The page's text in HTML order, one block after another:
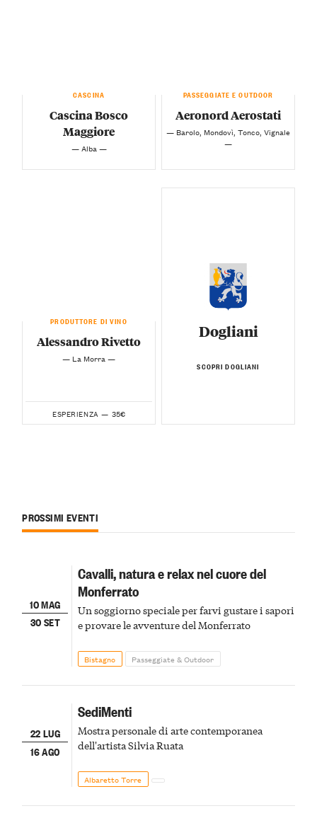
CASCINA
Cascina Bosco
Maggiore
— Alba —
PASSEGGIATE E OUTDOOR
Aeronord Aerostati
— Barolo, Mondovì, Tonco, Vignale
—
PRODUTTORE DI VINO
Alessandro Rivetto
— La Morra —
ESPERIENZA — 35€
Dogliani
SCOPRI DOGLIANI
PROSSIMI EVENTI
10 MAG
30 SET
Cavalli, natura e relax nel cuore del
Monferrato
Un soggiorno speciale per farvi gustare i sapori
e provare le avventure del Monferrato
Bistagno Passeggiate & Outdoor
22 LUG
16 AGO
SediMenti
Mostra personale di arte contemporanea
dell'artista Silvia Ruata
Albaretto Torre